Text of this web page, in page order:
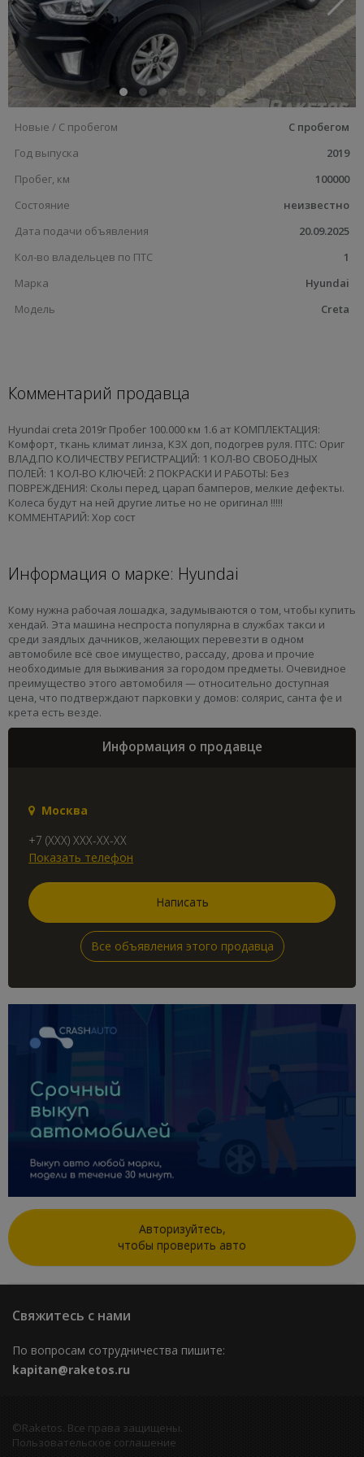
Новые / С пробегом
С пробегом
Год выпуска
2019
Пробег, км
100000
Состояние
неизвестно
Дата подачи объявления
20.09.2025
Кол-во владельцев по ПТС
1
Марка
Hyundai
Модель
Creta
Комментарий продавца
Hyundai creta 2019г Пробег 100.000 км 1.6 ат КОМПЛЕКТАЦИЯ:
Комфорт, ткань климат линза, КЗХ доп, подогрев руля. ПТС: Ориг
ВЛАД.ПО КОЛИЧЕСТВУ РЕГИСТРАЦИЙ: 1 КОЛ-ВО СВОБОДНЫХ
ПОЛЕЙ: 1 КОЛ-ВО КЛЮЧЕЙ: 2 ПОКРАСКИ И РАБОТЫ: Без
ПОВРЕЖДЕНИЯ: Сколы перед, царап бамперов, мелкие дефекты.
Колеса будут на ней другие литье но не оригинал !!!!!
КОММЕНТАРИЙ: Хор сост
Информация о марке: Hyundai
Кому нужна рабочая лошадка, задумываются о том, чтобы купить
хендай. Эта машина неспроста популярна в службах такси и
среди заядлых дачников, желающих перевезти в одном
автомобиле всё свое имущество, рассаду, дрова и прочие
необходимые для выживания за городом предметы. Очевидное
преимущество этого автомобиля — относительно доступная
цена, что подтверждают парковки у домов: солярис, санта фе и
крета есть везде.
Информация о продавце
Москва
+7 (XXX) XXX-XX-XX
Показать телефон
Написать
Все объявления этого продавца
Авторизуйтесь,
чтобы проверить авто
Свяжитесь с нами
По вопросам сотрудничества пишите:
kapitan@raketos.ru
©Raketos. Все права защищены.
Пользовательское соглашение